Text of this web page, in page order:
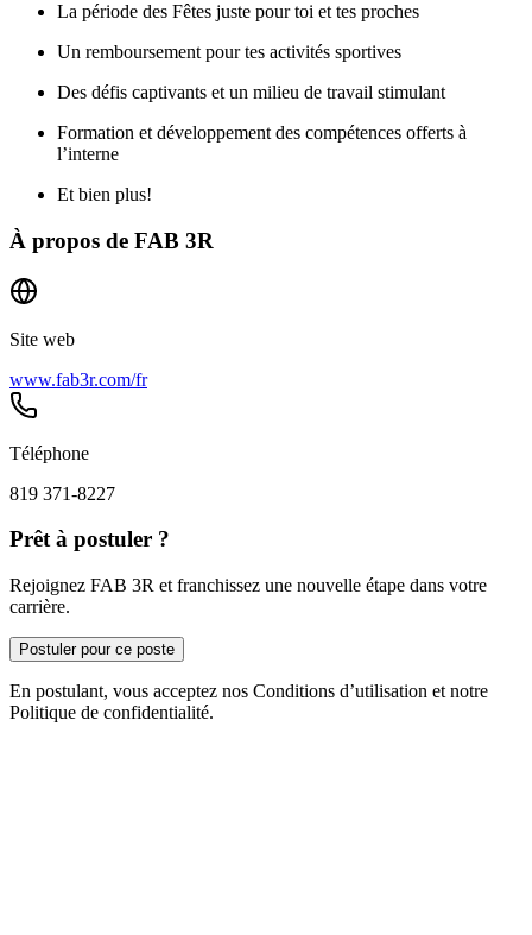
La période des Fêtes juste pour toi et tes proches
Un remboursement pour tes activités sportives
Des défis captivants et un milieu de travail stimulant
Formation et développement des compétences offerts à
l’interne
Et bien plus!
À propos de FAB 3R
Site web
www.fab3r.com/fr
Téléphone
819 371-8227
Prêt à postuler ?
Rejoignez FAB 3R et franchissez une nouvelle étape dans votre
carrière.
Postuler pour ce poste
En postulant, vous acceptez nos Conditions d’utilisation et notre
Politique de confidentialité.